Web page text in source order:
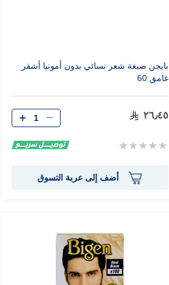
بايجن صبغة شعر نسائي بدون أمونيا أشقر
غامق 60
٢٦٫٤٥
Rating:
الكمية
أضف إلى عربة التسوق